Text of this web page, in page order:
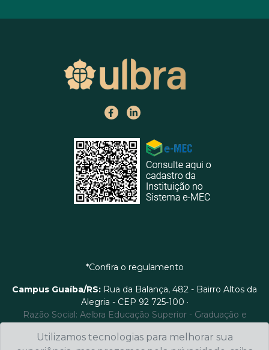
*Confira o regulamento
Campus Guaíba/RS: Rua da Balança, 482 - Bairro Altos da
Alegria - CEP 92 725-100 ·
Razão Social: Aelbra Educação Superior - Graduação e
Telefone de contato: 0800 5000 606 Email de Contato:
Utilizamos tecnologias para melhorar sua